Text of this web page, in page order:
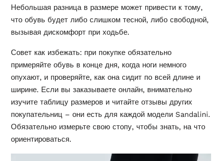
Небольшая разница в размере может привести к тому,
что обувь будет либо слишком тесной, либо свободной,
вызывая дискомфорт при ходьбе.
Совет как избежать: при покупке обязательно
примеряйте обувь в конце дня, когда ноги немного
опухают, и проверяйте, как она сидит по всей длине и
ширине. Если вы заказываете онлайн, внимательно
изучите таблицу размеров и читайте отзывы других
покупательниц – они есть для каждой модели Sandalini.
Обязательно измерьте свою стопу, чтобы знать, на что
ориентироваться.